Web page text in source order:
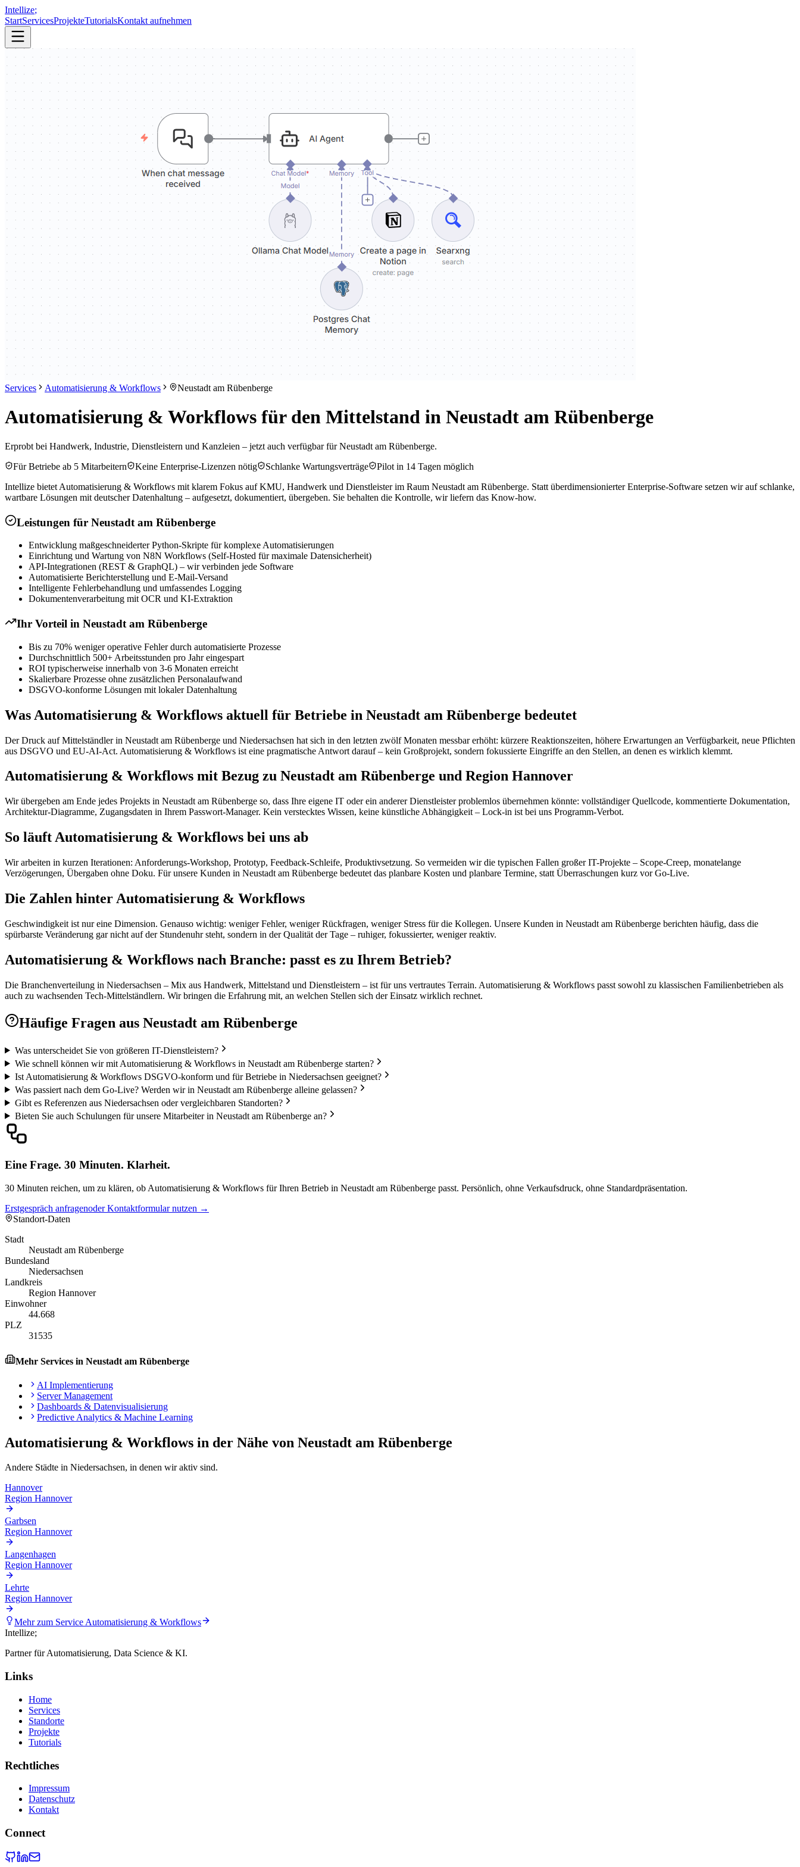
Intellize;
StartServicesProjekteTutorialsKontakt aufnehmen
Services Automatisierung & Workflows Neustadt am Rübenberge
Automatisierung & Workflows für den Mittelstand in Neustadt am Rübenberge
Erprobt bei Handwerk, Industrie, Dienstleistern und Kanzleien – jetzt auch verfügbar für Neustadt am Rübenberge.
Für Betriebe ab 5 Mitarbeitern
Keine Enterprise-Lizenzen nötig Schlanke Wartungsverträge
Pilot in 14 Tagen möglich
Intellize bietet Automatisierung & Workflows mit klarem Fokus auf KMU, Handwerk und Dienstleister im Raum Neustadt am Rübenberge. Statt überdimensionierter Enterprise-Software setzen wir auf schlanke,
wartbare Lösungen mit deutscher Datenhaltung – aufgesetzt, dokumentiert, übergeben. Sie behalten die Kontrolle, wir liefern das Know-how.
Leistungen für Neustadt am Rübenberge
Entwicklung maßgeschneiderter Python-Skripte für komplexe Automatisierungen
Einrichtung und Wartung von N8N Workflows (Self-Hosted für maximale Datensicherheit)
API-Integrationen (REST & GraphQL) – wir verbinden jede Software
Automatisierte Berichterstellung und E-Mail-Versand
Intelligente Fehlerbehandlung und umfassendes Logging
Dokumentenverarbeitung mit OCR und KI-Extraktion
Ihr Vorteil in Neustadt am Rübenberge
Bis zu 70% weniger operative Fehler durch automatisierte Prozesse
Durchschnittlich 500+ Arbeitsstunden pro Jahr eingespart
ROI typischerweise innerhalb von 3-6 Monaten erreicht
Skalierbare Prozesse ohne zusätzlichen Personalaufwand
DSGVO-konforme Lösungen mit lokaler Datenhaltung
Was Automatisierung & Workflows aktuell für Betriebe in Neustadt am Rübenberge bedeutet
Der Druck auf Mittelständler in Neustadt am Rübenberge und Niedersachsen hat sich in den letzten zwölf Monaten messbar erhöht: kürzere Reaktionszeiten, höhere Erwartungen an Verfügbarkeit, neue Pflichten
aus DSGVO und EU-AI-Act. Automatisierung & Workflows ist eine pragmatische Antwort darauf – kein Großprojekt, sondern fokussierte Eingriffe an den Stellen, an denen es wirklich klemmt.
Automatisierung & Workflows mit Bezug zu Neustadt am Rübenberge und Region Hannover
Wir übergeben am Ende jedes Projekts in Neustadt am Rübenberge so, dass Ihre eigene IT oder ein anderer Dienstleister problemlos übernehmen könnte: vollständiger Quellcode, kommentierte Dokumentation,
Architektur-Diagramme, Zugangsdaten in Ihrem Passwort-Manager. Kein verstecktes Wissen, keine künstliche Abhängigkeit – Lock-in ist bei uns Programm-Verbot.
So läuft Automatisierung & Workflows bei uns ab
Wir arbeiten in kurzen Iterationen: Anforderungs-Workshop, Prototyp, Feedback-Schleife, Produktivsetzung. So vermeiden wir die typischen Fallen großer IT-Projekte – Scope-Creep, monatelange
Verzögerungen, Übergaben ohne Doku. Für unsere Kunden in Neustadt am Rübenberge bedeutet das planbare Kosten und planbare Termine, statt Überraschungen kurz vor Go-Live.
Die Zahlen hinter Automatisierung & Workflows
Geschwindigkeit ist nur eine Dimension. Genauso wichtig: weniger Fehler, weniger Rückfragen, weniger Stress für die Kollegen. Unsere Kunden in Neustadt am Rübenberge berichten häufig, dass die
spürbarste Veränderung gar nicht auf der Stundenuhr steht, sondern in der Qualität der Tage – ruhiger, fokussierter, weniger reaktiv.
Automatisierung & Workflows nach Branche: passt es zu Ihrem Betrieb?
Die Branchenverteilung in Niedersachsen – Mix aus Handwerk, Mittelstand und Dienstleistern – ist für uns vertrautes Terrain. Automatisierung & Workflows passt sowohl zu klassischen Familienbetrieben als
auch zu wachsenden Tech-Mittelständlern. Wir bringen die Erfahrung mit, an welchen Stellen sich der Einsatz wirklich rechnet.
Häufige Fragen aus Neustadt am Rübenberge
Was unterscheidet Sie von größeren IT-Dienstleistern?
Wie schnell können wir mit Automatisierung & Workflows in Neustadt am Rübenberge starten?
Ist Automatisierung & Workflows DSGVO-konform und für Betriebe in Niedersachsen geeignet?
Was passiert nach dem Go-Live? Werden wir in Neustadt am Rübenberge alleine gelassen?
Gibt es Referenzen aus Niedersachsen oder vergleichbaren Standorten?
Bieten Sie auch Schulungen für unsere Mitarbeiter in Neustadt am Rübenberge an?
Eine Frage. 30 Minuten. Klarheit.
30 Minuten reichen, um zu klären, ob Automatisierung & Workflows für Ihren Betrieb in Neustadt am Rübenberge passt. Persönlich, ohne Verkaufsdruck, ohne Standardpräsentation.
Erstgespräch anfragenoder Kontaktformular nutzen →
Standort-Daten
Stadt
Neustadt am Rübenberge
Bundesland
Niedersachsen
Landkreis
Region Hannover
Einwohner
44.668
PLZ
31535
Mehr Services in Neustadt am Rübenberge
AI Implementierung
Server Management
Dashboards & Datenvisualisierung
Predictive Analytics & Machine Learning
Automatisierung & Workflows in der Nähe von Neustadt am Rübenberge
Andere Städte in Niedersachsen, in denen wir aktiv sind.
Hannover
Region Hannover
Garbsen
Region Hannover
Langenhagen
Region Hannover
Lehrte
Region Hannover
Mehr zum ServiceAutomatisierung & Workflows
Intellize;
Partner für Automatisierung, Data Science & KI.
Links
Home
Services
Standorte
Projekte
Tutorials
Rechtliches
Impressum
Datenschutz
Kontakt
Connect